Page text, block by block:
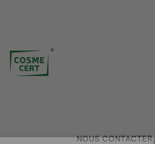
NOUS CONTACTER